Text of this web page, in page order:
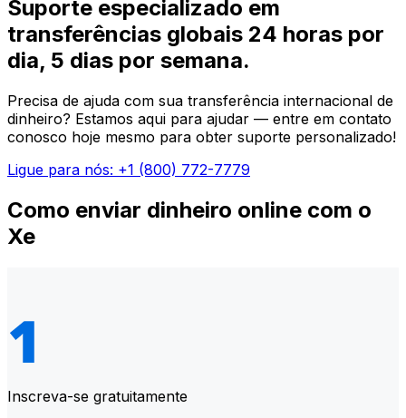
Suporte especializado em
transferências globais 24 horas por
dia, 5 dias por semana.
Precisa de ajuda com sua transferência internacional de
dinheiro? Estamos aqui para ajudar — entre em contato
conosco hoje mesmo para obter suporte personalizado!
Ligue para nós: +1 (800) 772-7779
Como enviar dinheiro online com o
Xe
Inscreva-se gratuitamente